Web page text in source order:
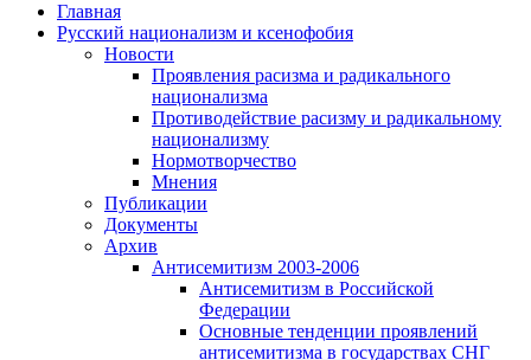
Главная
Русский национализм и ксенофобия
Новости
Проявления расизма и радикального
национализма
Противодействие расизму и радикальному
национализму
Нормотворчество
Мнения
Публикации
Документы
Архив
Антисемитизм 2003-2006
Антисемитизм в Российской
Федерации
Основные тенденции проявлений
антисемитизма в государствах СНГ